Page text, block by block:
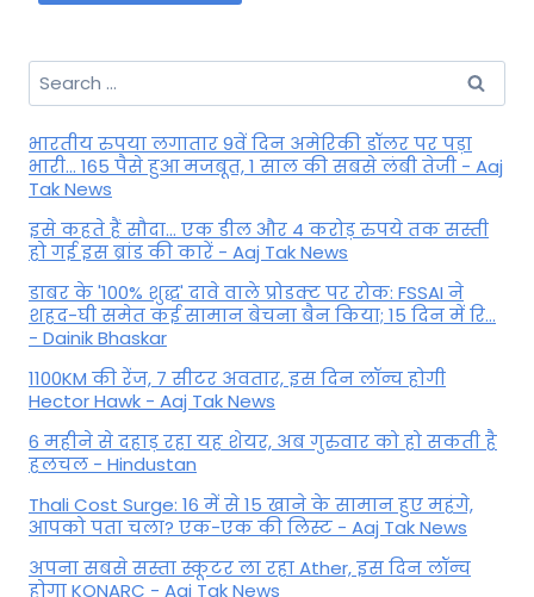
Search
for:
भारतीय रुपया लगातार 9वें दिन अमेरिकी डॉलर पर पड़ा
भारी... 165 पैसे हुआ मजबूत, 1 साल की सबसे लंबी तेजी - Aaj
Tak News
इसे कहते हैं सौदा... एक डील और 4 करोड़ रुपये तक सस्ती
हो गई इस ब्रांड की कारें - Aaj Tak News
डाबर के '100% शुद्ध' दावे वाले प्रोडक्ट पर रोक: FSSAI ने
शहद-घी समेत कई सामान बेचना बैन किया; 15 दिन में रि...
- Dainik Bhaskar
1100KM की रेंज, 7 सीटर अवतार, इस दिन लॉन्च होगी
Hector Hawk - Aaj Tak News
6 महीने से दहाड़ रहा यह शेयर, अब गुरुवार को हो सकती है
हलचल - Hindustan
Thali Cost Surge: 16 में से 15 खाने के सामान हुए महंगे,
आपको पता चला? एक-एक की लिस्ट - Aaj Tak News
अपना सबसे सस्ता स्कूटर ला रहा Ather, इस दिन लॉन्च
होगा KONARC - Aaj Tak News